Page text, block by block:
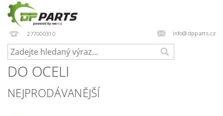
277000310 info@dpparts.cz
DO OCELI
NEJPRODÁVANĚJŠÍ